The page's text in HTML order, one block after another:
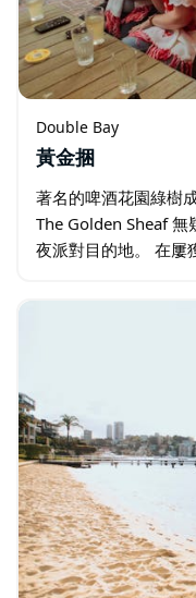
Double Bay
黃金捆
著名的啤酒花園綠樹
The Golden Sheaf 無
夜派對目的地。 在屢
屋頂上喝杯雞尾酒，